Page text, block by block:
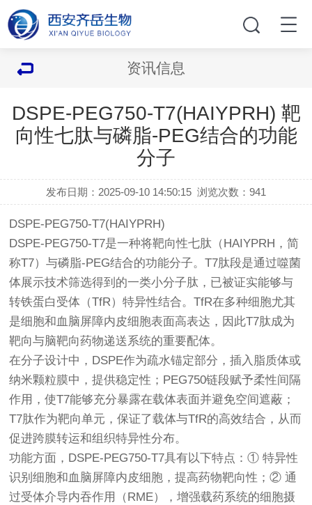
资讯信息
DSPE-PEG750-T7(HAIYPRH) 靶
向性七肽与磷脂-PEG结合的功能
分子
发布日期：2025-09-10 14:50:15 浏览次数：941
DSPE-PEG750-T7(HAIYPRH)
DSPE-PEG750-T7是一种将靶向性七肽（HAIYPRH，简
称T7）与磷脂-PEG结合的功能分子。T7肽段是通过噬菌
体展示技术筛选得到的一类小分子肽，已被证实能够与
转铁蛋白受体（TfR）特异性结合。TfR在多种细胞尤其
是细胞和血脑屏障内皮细胞表面高表达，因此T7肽成为
靶向与脑靶向药物递送系统的重要配体。
在分子设计中，DSPE作为疏水锚定部分，插入脂质体或
纳米颗粒膜中，提供稳定性；PEG750链段赋予柔性间隔
作用，使T7能够充分暴露在载体表面并避免空间遮蔽；
T7肽作为靶向单元，保证了载体与TfR的高效结合，从而
促进跨膜转运和组织特异性分布。
功能方面，DSPE-PEG750-T7具有以下特点：① 特异性
识别细胞和血脑屏障内皮细胞，提高药物靶向性；② 通
过受体介导内吞作用（RME），增强载药系统的细胞摄